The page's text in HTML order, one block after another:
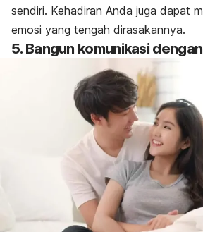
sendiri. Kehadiran Anda juga dapat
emosi yang tengah dirasakannya.
5. Bangun komunikasi